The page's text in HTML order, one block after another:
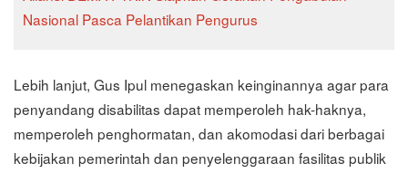
Nasional Pasca Pelantikan Pengurus
Lebih lanjut, Gus Ipul menegaskan keinginannya agar para
penyandang disabilitas dapat memperoleh hak-haknya,
memperoleh penghormatan, dan akomodasi dari berbagai
kebijakan pemerintah dan penyelenggaraan fasilitas publik